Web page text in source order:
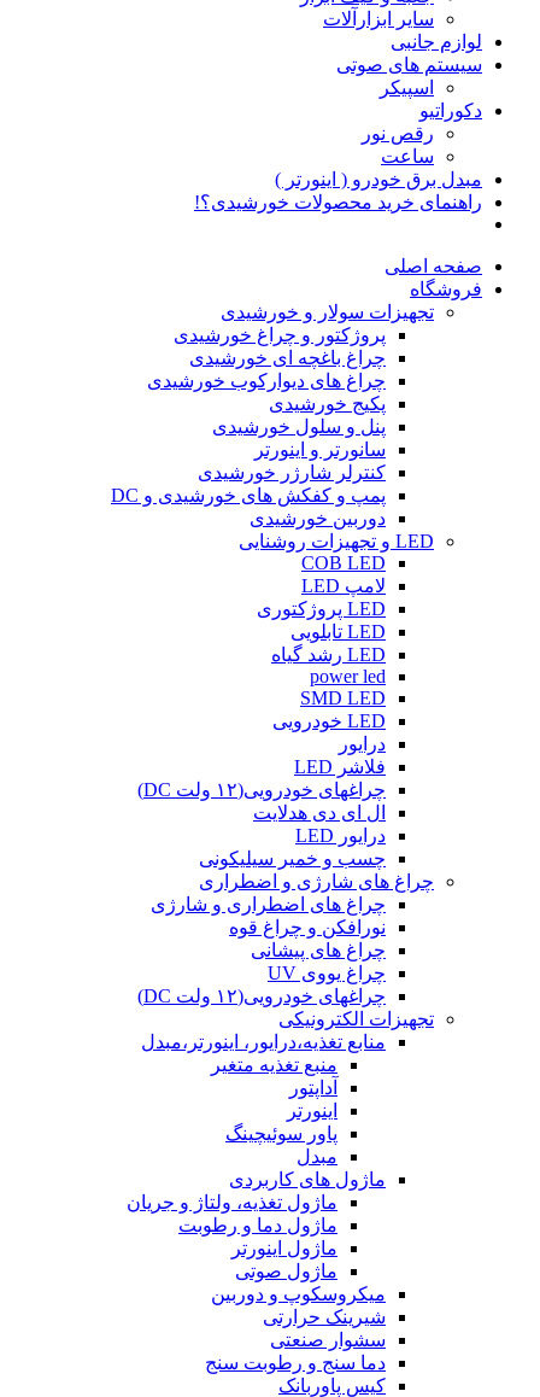
سایر ابزارآلات
لوازم جانبی
سیستم های صوتی
اسپیکر
دکوراتیو
رقص نور
ساعت
مبدل برق خودرو ( اینورتر )
راهنمای خرید محصولات خورشیدی؟!
صفحه اصلی
فروشگاه
تجهیزات سولار و خورشیدی
پروژکتور و چراغ خورشیدی
چراغ باغچه ای خورشیدی
چراغ های دیوارکوب خورشیدی
پکیج خورشیدی
پنل و سلول خورشیدی
سانورتر و اینورتر
کنترلر شارژر خورشیدی
پمپ و کفکش های خورشیدی و DC
دوربین خورشیدی
LED و تجهیزات روشنایی
COB LED
لامپ LED
LED پروژکتوری
LED تابلویی
LED رشد گیاه
power led
SMD LED
LED خودرویی
درایور
فلاشر LED
چراغهای خودرویی(۱۲ ولت DC)
ال ای دی هدلایت
درایور LED
چسب و خمیر سیلیکونی
چراغ های شارژی و اضطراری
چراغ های اضطراری و شارژی
نورافکن و چراغ قوه
چراغ های پیشانی
چراغ یووی UV
چراغهای خودرویی(۱۲ ولت DC)
تجهیزات الکترونیکی
منابع تغذیه،درایور، اینورتر،مبدل
منبع تغذیه متغیر
آداپتور
اینورتر
پاور سوئیچینگ
مبدل
ماژول های کاربردی
ماژول تغذیه، ولتاژ و جریان
ماژول دما و رطوبت
ماژول اینورتر
ماژول صوتی
میکروسکوپ و دوربین
شیرینک حرارتی
سشوار صنعتی
دما سنج و رطوبت سنج
کیس پاوربانک